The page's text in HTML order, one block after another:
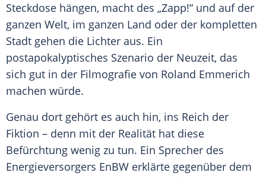
Steckdose hängen, macht des „Zapp!“ und auf der
ganzen Welt, im ganzen Land oder der kompletten
Stadt gehen die Lichter aus. Ein
postapokalyptisches Szenario der Neuzeit, das
sich gut in der Filmografie von Roland Emmerich
machen würde.
Genau dort gehört es auch hin, ins Reich der
Fiktion – denn mit der Realität hat diese
Befürchtung wenig zu tun. Ein Sprecher des
Energieversorgers EnBW erklärte gegenüber dem